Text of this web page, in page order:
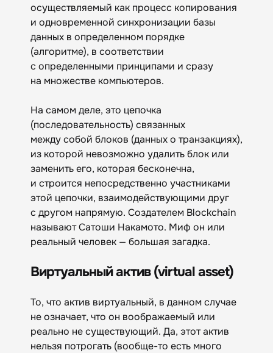
осуществляемый как процесс копирования
и одновременной синхронизации базы
данных в определенном порядке
(алгоритме), в соответствии
с определенными принципами и сразу
на множестве компьютеров.
На самом деле, это цепочка
(последовательность) связанных
между собой блоков (данных о транзакциях),
из которой невозможно удалить блок или
заменить его, которая бесконечна,
и строится непосредственно участниками
этой цепочки, взаимодействующими друг
с другом напрямую. Создателем Blockchain
называют Сатоши Накамото. Миф он или
реальный человек — большая загадка.
Виртуальный актив (virtual asset)
То, что актив виртуальный, в данном случае
не означает, что он воображаемый или
реально не существующий. Да, этот актив
нельзя потрогать (вообще-то есть много